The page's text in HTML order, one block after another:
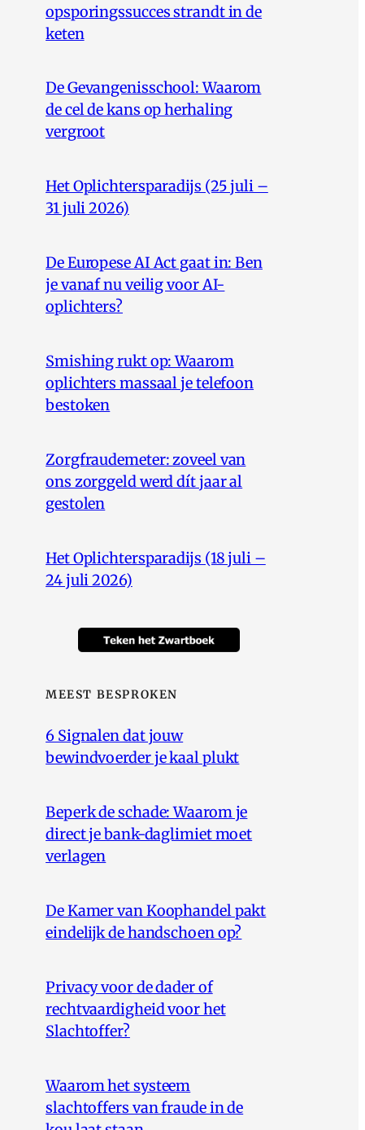
opsporingssucces strandt in de
keten
De Gevangenisschool: Waarom
de cel de kans op herhaling
vergroot
Het Oplichtersparadijs (25 juli –
31 juli 2026)
De Europese AI Act gaat in: Ben
je vanaf nu veilig voor AI-
oplichters?
Smishing rukt op: Waarom
oplichters massaal je telefoon
bestoken
Zorgfraudemeter: zoveel van
ons zorggeld werd dít jaar al
gestolen
Het Oplichtersparadijs (18 juli –
24 juli 2026)
MEEST BESPROKEN
6 Signalen dat jouw
bewindvoerder je kaal plukt
Beperk de schade: Waarom je
direct je bank-daglimiet moet
verlagen
De Kamer van Koophandel pakt
eindelijk de handschoen op?
Privacy voor de dader of
rechtvaardigheid voor het
Slachtoffer?
Waarom het systeem
slachtoffers van fraude in de